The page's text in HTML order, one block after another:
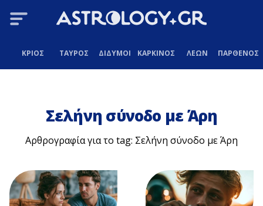
ΚΡΙΟΣ ΤΑΥΡΟΣ ΔΙΔΥΜΟΙ ΚΑΡΚΙΝΟΣ ΛΕΩΝ ΠΑΡΘΕΝΟΣ
Σελήνη σύνοδο με Άρη
Αρθρογραφία για το tag: Σελήνη σύνοδο με Άρη